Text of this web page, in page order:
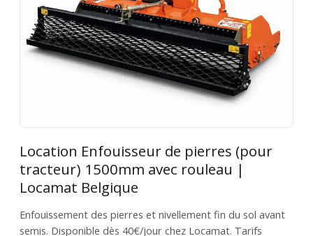
Location Enfouisseur de pierres (pour
tracteur) 1500mm avec rouleau |
Locamat Belgique
Enfouissement des pierres et nivellement fin du sol avant
semis. Disponible dès 40€/jour chez Locamat. Tarifs